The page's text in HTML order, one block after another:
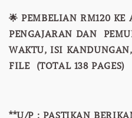
🌟 PEMBELIAN RM120
PENGAJARAN DAN
WAKTU, ISI
FILE (TOTAL 138 PAGES)
**U/P : PASTIKAN